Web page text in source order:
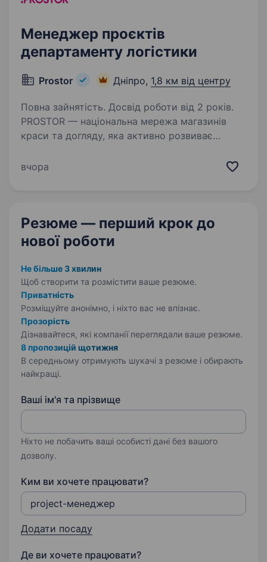
Менеджер проєктів
департаменту логістики
Prostor Дніпро, 1,8 км від центру
Повна зайнятість. Досвід роботи від 2 років.
PROSTOR — національна мережа магазинів
краси та догляду, яка активно розвиває
рішення для підвищення ефективності бізнесу.
вчора
Резюме — перший крок до
нової роботи
Не більше 3 хвилин
Щоб створити та розмістити ваше резюме.
Приватність
Розміщуйте анонімно, і ніхто вас не впізнає.
Прозорість
Дізнавайтеся, які компанії переглядали ваше резюме.
8 пропозицій щотижня
В середньому отримують шукачі з резюме і обирають
найкращі.
Ваші ім'я та прізвище
Ніхто не побачить ваші особисті дані без вашого
дозволу.
Ким ви хочете працювати?
Додати посаду
Де ви хочете працювати?